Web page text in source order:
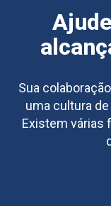
Sua
uma cultura
Existem várias